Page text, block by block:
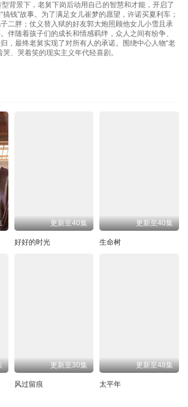
背景下，老舅下岗后动用自己的智慧和才能，开启了
钱”故事。为了满足女儿崔梦的愿望，许诺买夏利车；
二胖；仗义替入狱的好友郭大炮照顾他女儿小雪且承
伴随着孩子们的成长和情感羁绊，众人之间有纷争、
，最终老舅实现了对所有人的承诺。围绕中心人物“老
、哭着笑的现实主义年代轻喜剧。
更新至40集
好好的时光
更新至40集
生命树
更新至30集
风过留痕
更新至48集
太平年